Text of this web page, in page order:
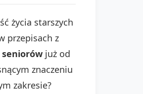
życia starszych
przepisach z
seniorów już od
znaczeniu
zakresie?